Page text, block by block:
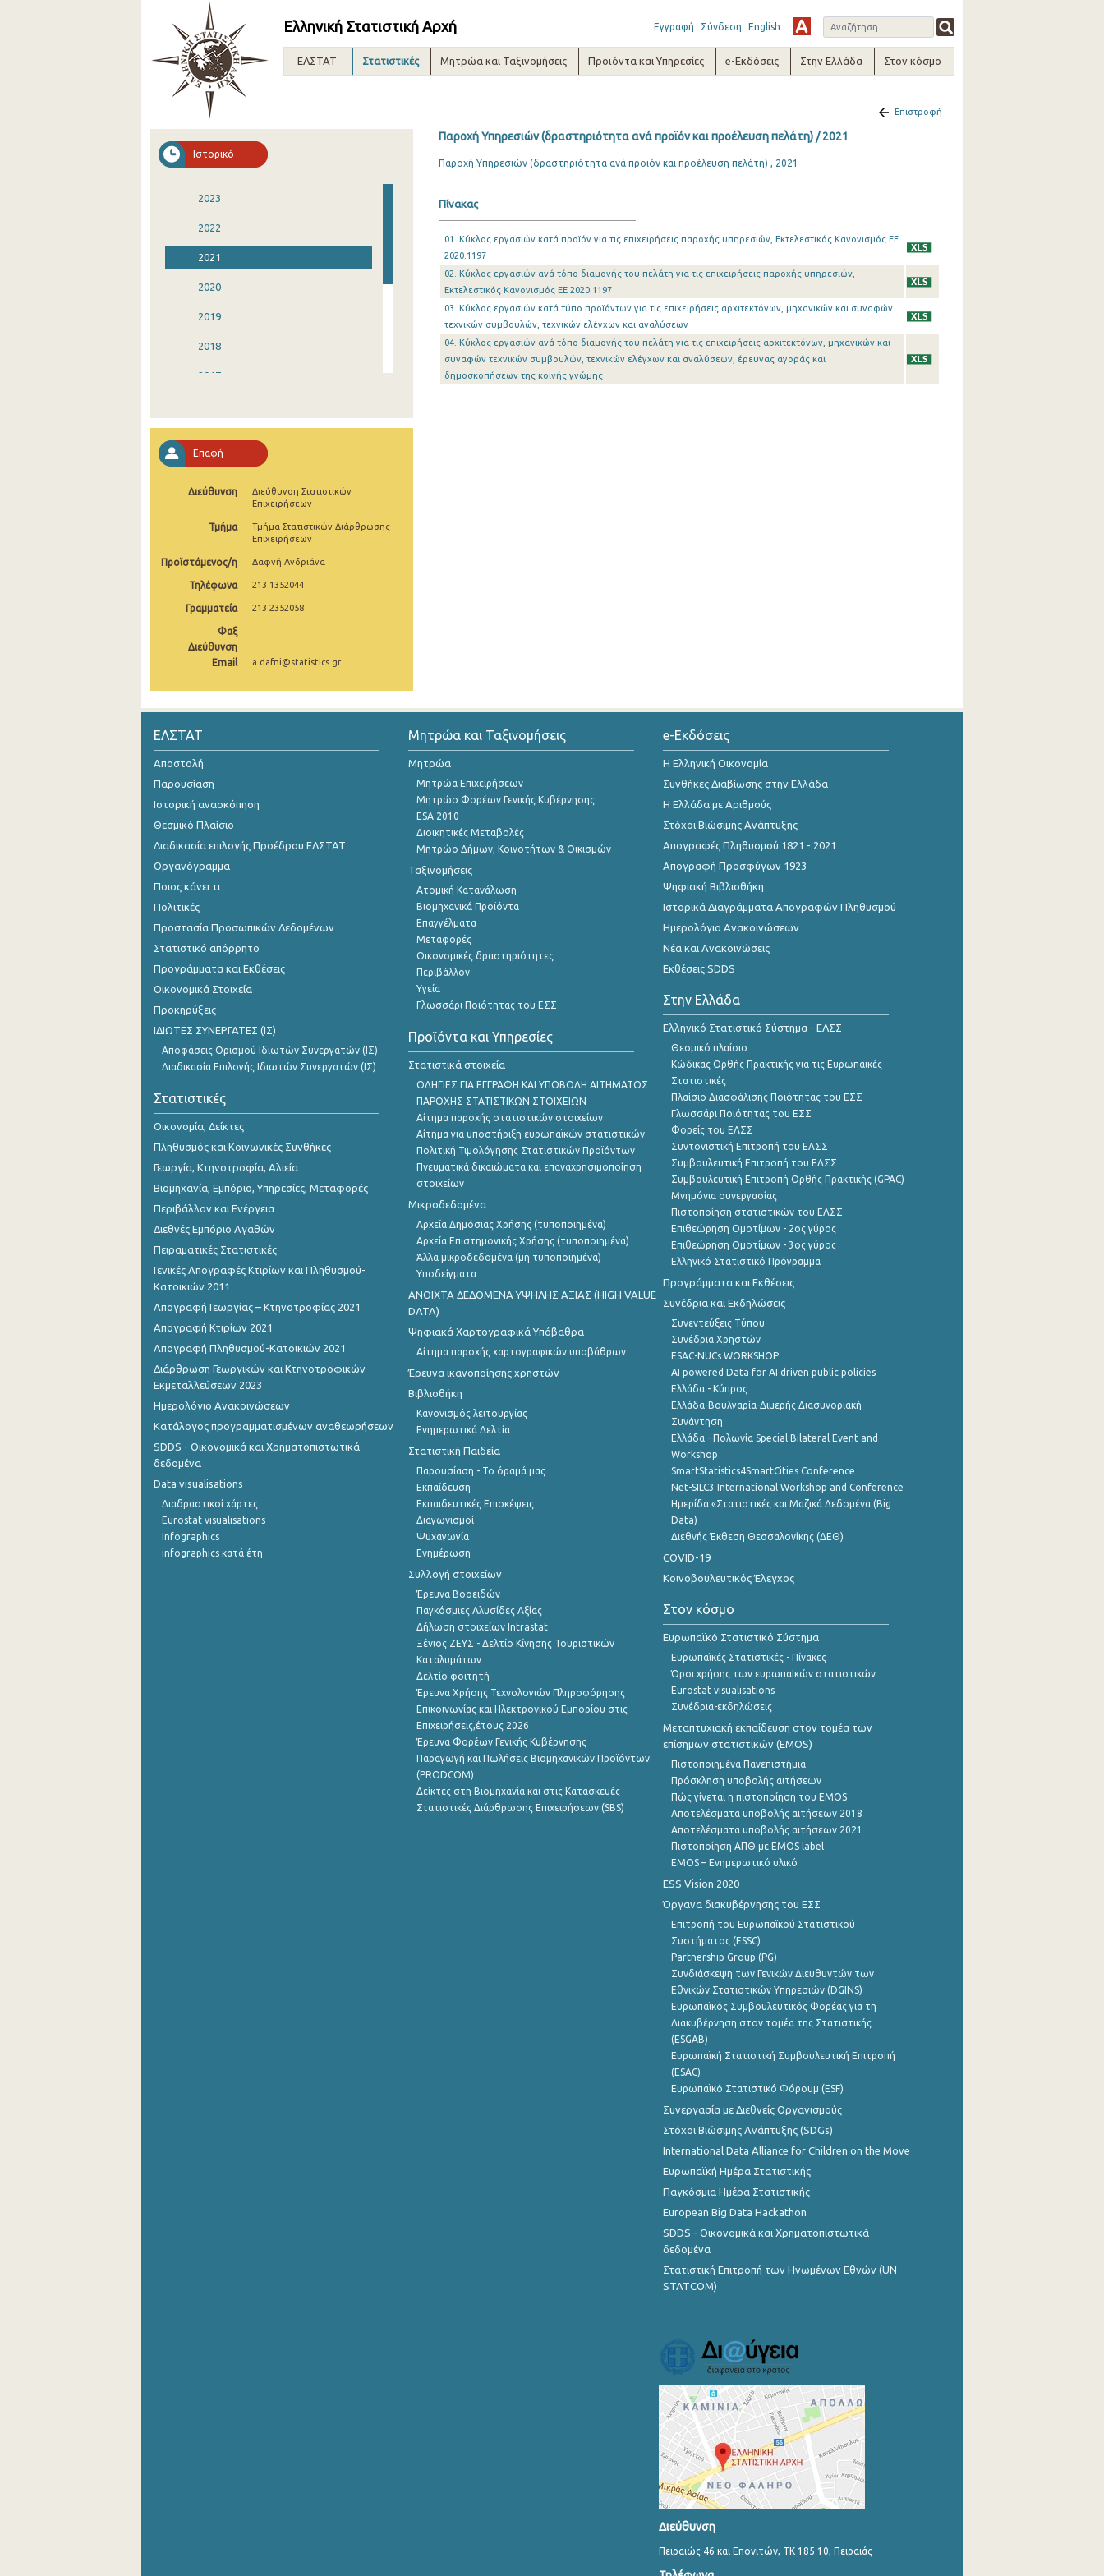
Ελληνική Στατιστική Αρχή Εγγραφή Σύνδεση English
ΕΛΣΤΑΤ Στατιστικές Μητρώα και Ταξινομήσεις Προϊόντα και Υπηρεσίες e-Εκδόσεις Στην Ελλάδα Στον κόσμο
Ιστορικό
2023
2022
2021
2020
2019
2018
2017
2014
2013
2004
Επαφή
Διεύθυνση
Διεύθυνση Στατιστικών
Επιχειρήσεων
Τμήμα
Τμήμα Στατιστικών Διάρθρωσης
Επιχειρήσεων
Προϊστάμενος/η Δαφνή Ανδριάνα
Τηλέφωνα 213 1352044
Γραμματεία 213 2352058
Φαξ
Διεύθυνση
Email
a.dafni@statistics.gr
Επιστροφή
Παροχή Υπηρεσιών (δραστηριότητα ανά προϊόν και προέλευση πελάτη) / 2021
Παροχή Υπηρεσιών (δραστηριότητα ανά προϊόν και προέλευση πελάτη) , 2021
Πίνακας
01. Κύκλος εργασιών κατά προϊόν για τις επιχειρήσεις παροχής υπηρεσιών, Εκτελεστικός Κανονισμός ΕΕ
2020.1197
02. Κύκλος εργασιών ανά τόπο διαμονής του πελάτη για τις επιχειρήσεις παροχής υπηρεσιών,
Εκτελεστικός Κανονισμός ΕΕ 2020.1197
03. Κύκλος εργασιών κατά τύπο προϊόντων για τις επιχειρήσεις αρχιτεκτόνων, μηχανικών και συναφών
τεχνικών συμβουλών, τεχνικών ελέγχων και αναλύσεων
04. Κύκλος εργασιών ανά τόπο διαμονής του πελάτη για τις επιχειρήσεις αρχιτεκτόνων, μηχανικών και
συναφών τεχνικών συμβουλών, τεχνικών ελέγχων και αναλύσεων, έρευνας αγοράς και
δημοσκοπήσεων της κοινής γνώμης
ΕΛΣΤΑΤ
Αποστολή
Παρουσίαση
Ιστορική ανασκόπηση
Θεσμικό Πλαίσιο
Διαδικασία επιλογής Προέδρου ΕΛΣΤΑΤ
Οργανόγραμμα
Ποιος κάνει τι
Πολιτικές
Προστασία Προσωπικών Δεδομένων
Στατιστικό απόρρητο
Προγράμματα και Εκθέσεις
Οικονομικά Στοιχεία
Προκηρύξεις
ΙΔΙΩΤΕΣ ΣΥΝΕΡΓΑΤΕΣ (ΙΣ)
Αποφάσεις Ορισμού Ιδιωτών Συνεργατών (ΙΣ)
Διαδικασία Επιλογής Ιδιωτών Συνεργατών (ΙΣ)
Στατιστικές
Οικονομία, Δείκτες
Πληθυσμός και Κοινωνικές Συνθήκες
Γεωργία, Κτηνοτροφία, Αλιεία
Βιομηχανία, Εμπόριο, Υπηρεσίες, Μεταφορές
Περιβάλλον και Ενέργεια
Διεθνές Εμπόριο Αγαθών
Πειραματικές Στατιστικές
Γενικές Απογραφές Κτιρίων και Πληθυσμού-
Κατοικιών 2011
Απογραφή Γεωργίας – Κτηνοτροφίας 2021
Απογραφή Κτιρίων 2021
Απογραφή Πληθυσμού-Κατοικιών 2021
Διάρθρωση Γεωργικών και Κτηνοτροφικών
Εκμεταλλεύσεων 2023
Ημερολόγιο Ανακοινώσεων
Κατάλογος προγραμματισμένων αναθεωρήσεων
SDDS - Οικονομικά και Χρηματοπιστωτικά
δεδομένα
Data visualisations
Διαδραστικοί χάρτες
Eurostat visualisations
Infographics
infographics κατά έτη
Μητρώα και Ταξινομήσεις
Μητρώα
Μητρώα Επιχειρήσεων
Μητρώο Φορέων Γενικής Κυβέρνησης
ESA 2010
Διοικητικές Μεταβολές
Μητρώο Δήμων, Κοινοτήτων & Οικισμών
Ταξινομήσεις
Ατομική Κατανάλωση
Βιομηχανικά Προϊόντα
Επαγγέλματα
Μεταφορές
Οικονομικές δραστηριότητες
Περιβάλλον
Υγεία
Γλωσσάρι Ποιότητας του ΕΣΣ
Προϊόντα και Υπηρεσίες
Στατιστικά στοιχεία
ΟΔΗΓΙΕΣ ΓΙΑ ΕΓΓΡΑΦΗ ΚΑΙ ΥΠΟΒΟΛΗ ΑΙΤΗΜΑΤΟΣ
ΠΑΡΟΧΗΣ ΣΤΑΤΙΣΤΙΚΩΝ ΣΤΟΙΧΕΙΩΝ
Αίτημα παροχής στατιστικών στοιχείων
Αίτημα για υποστήριξη ευρωπαϊκών στατιστικών
Πολιτική Τιμολόγησης Στατιστικών Προϊόντων
Πνευματικά δικαιώματα και επαναχρησιμοποίηση
στοιχείων
Μικροδεδομένα
Αρχεία Δημόσιας Χρήσης (τυποποιημένα)
Αρχεία Επιστημονικής Χρήσης (τυποποιημένα)
Άλλα μικροδεδομένα (μη τυποποιημένα)
Υποδείγματα
ANOIXTA ΔΕΔΟΜΕΝΑ ΥΨΗΛΗΣ ΑΞΙΑΣ (HIGH VALUE
DATA)
Ψηφιακά Χαρτογραφικά Υπόβαθρα
Αίτημα παροχής χαρτογραφικών υποβάθρων
Έρευνα ικανοποίησης χρηστών
Βιβλιοθήκη
Κανονισμός λειτουργίας
Ενημερωτικά Δελτία
Στατιστική Παιδεία
Παρουσίαση - Το όραμά μας
Εκπαίδευση
Εκπαιδευτικές Επισκέψεις
Διαγωνισμοί
Ψυχαγωγία
Ενημέρωση
Συλλογή στοιχείων
Έρευνα Βοοειδών
Παγκόσμιες Αλυσίδες Αξίας
Δήλωση στοιχείων Intrastat
Ξένιος ΖΕΥΣ - Δελτίο Κίνησης Τουριστικών
Καταλυμάτων
Δελτίο φοιτητή
Έρευνα Χρήσης Τεχνολογιών Πληροφόρησης
Επικοινωνίας και Ηλεκτρονικού Εμπορίου στις
Επιχειρήσεις,έτους 2026
Έρευνα Φορέων Γενικής Κυβέρνησης
Παραγωγή και Πωλήσεις Βιομηχανικών Προϊόντων
(PRODCOM)
Δείκτες στη Βιομηχανία και στις Κατασκευές
Στατιστικές Διάρθρωσης Επιχειρήσεων (SBS)
e-Εκδόσεις
Η Ελληνική Οικονομία
Συνθήκες Διαβίωσης στην Ελλάδα
Η Ελλάδα με Αριθμούς
Στόχοι Βιώσιμης Ανάπτυξης
Απογραφές Πληθυσμού 1821 - 2021
Απογραφή Προσφύγων 1923
Ψηφιακή Βιβλιοθήκη
Ιστορικά Διαγράμματα Απογραφών Πληθυσμού
Ημερολόγιο Ανακοινώσεων
Νέα και Ανακοινώσεις
Εκθέσεις SDDS
Στην Ελλάδα
Ελληνικό Στατιστικό Σύστημα - ΕΛΣΣ
Θεσμικό πλαίσιο
Κώδικας Ορθής Πρακτικής για τις Ευρωπαϊκές
Στατιστικές
Πλαίσιο Διασφάλισης Ποιότητας του ΕΣΣ
Γλωσσάρι Ποιότητας του ΕΣΣ
Φορείς του ΕΛΣΣ
Συντονιστική Επιτροπή του ΕΛΣΣ
Συμβουλευτική Επιτροπή του ΕΛΣΣ
Συμβουλευτική Επιτροπή Ορθής Πρακτικής (GPAC)
Μνημόνια συνεργασίας
Πιστοποίηση στατιστικών του ΕΛΣΣ
Επιθεώρηση Ομοτίμων - 2ος γύρος
Επιθεώρηση Ομοτίμων - 3ος γύρος
Ελληνικό Στατιστικό Πρόγραμμα
Προγράμματα και Εκθέσεις
Συνέδρια και Εκδηλώσεις
Συνεντεύξεις Τύπου
Συνέδρια Χρηστών
ESAC-NUCs WORKSHOP
AI powered Data for AI driven public policies
Ελλάδα - Κύπρος
Ελλάδα-Βουλγαρία-Διμερής Διασυνοριακή
Συνάντηση
Ελλάδα - Πολωνία Special Bilateral Event and
Workshop
SmartStatistics4SmartCities Conference
Net-SILC3 International Workshop and Conference
Ημερίδα «Στατιστικές και Μαζικά Δεδομένα (Big
Data)
Διεθνής Έκθεση Θεσσαλονίκης (ΔΕΘ)
COVID-19
Κοινοβουλευτικός Έλεγχος
Στον κόσμο
Ευρωπαϊκό Στατιστικό Σύστημα
Ευρωπαϊκές Στατιστικές - Πίνακες
Όροι χρήσης των ευρωπαΪκών στατιστικών
Eurostat visualisations
Συνέδρια-εκδηλώσεις
Μεταπτυχιακή εκπαίδευση στον τομέα των
επίσημων στατιστικών (EMOS)
Πιστοποιημένα Πανεπιστήμια
Πρόσκληση υποβολής αιτήσεων
Πώς γίνεται η πιστοποίηση του EMOS
Αποτελέσματα υποβολής αιτήσεων 2018
Αποτελέσματα υποβολής αιτήσεων 2021
Πιστοποίηση ΑΠΘ με EMOS label
EMOS – Ενημερωτικό υλικό
ESS Vision 2020
Όργανα διακυβέρνησης του ΕΣΣ
Επιτροπή του Ευρωπαϊκού Στατιστικού
Συστήματος (ESSC)
Partnership Group (PG)
Συνδιάσκεψη των Γενικών Διευθυντών των
Εθνικών Στατιστικών Υπηρεσιών (DGINS)
Ευρωπαϊκός Συμβουλευτικός Φορέας για τη
Διακυβέρνηση στον τομέα της Στατιστικής
(ESGAB)
Ευρωπαϊκή Στατιστική Συμβουλευτική Επιτροπή
(ESAC)
Ευρωπαϊκό Στατιστικό Φόρουμ (ESF)
Συνεργασία με Διεθνείς Οργανισμούς
Στόχοι Βιώσιμης Ανάπτυξης (SDGs)
International Data Alliance for Children on the Move
Ευρωπαϊκή Ημέρα Στατιστικής
Παγκόσμια Ημέρα Στατιστικής
European Big Data Hackathon
SDDS - Οικονομικά και Χρηματοπιστωτικά
δεδομένα
Στατιστική Επιτροπή των Ηνωμένων Εθνών (UN
STATCOM)
Διεύθυνση
Πειραιώς 46 και Επονιτών, ΤΚ 185 10, Πειραιάς